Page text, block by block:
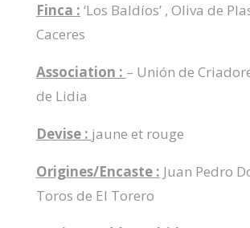
Finca : ‘Los Baldíos’ , Oliva de
Caceres
Association : – Unión de
de Lidia
Devise : jaune et rouge
Origines/Encaste : Juan Pedro
Toros de El Torero